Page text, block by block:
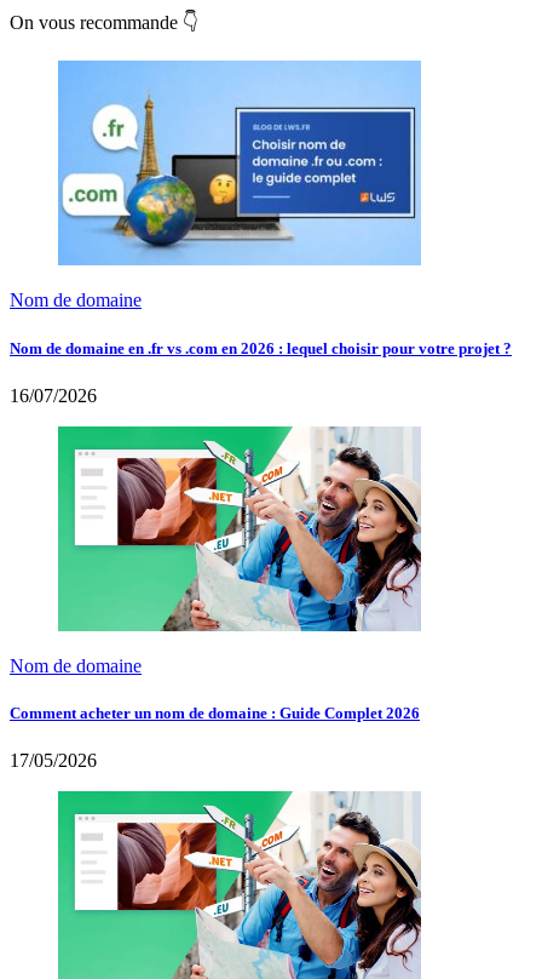
On vous recommande 👇
Nom de domaine
Nom de domaine en .fr vs .com en 2026 : lequel choisir pour votre projet ?
16/07/2026
Nom de domaine
Comment acheter un nom de domaine : Guide Complet 2026
17/05/2026